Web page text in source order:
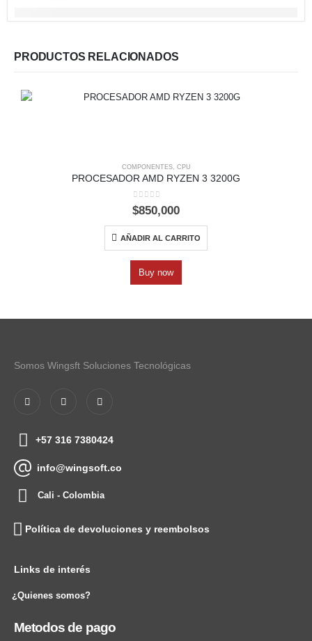
PRODUCTOS RELACIONADOS
COMPONENTES, CPU
PROCESADOR AMD RYZEN 3 3200G
0out of 5
$850,000
AÑADIR AL CARRITO
Buy now
Somos Wingsft Soluciones Tecnológicas
+57 316 7380424
info@wingsoft.co
Cali - Colombia
Política de devoluciones y reembolsos
Links de interés
¿Quienes somos?
Metodos de pago